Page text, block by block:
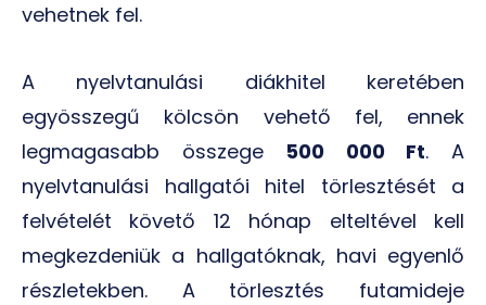
vehetnek fel.
A nyelvtanulási diákhitel keretében
egyösszegű kölcsön vehető fel, ennek
legmagasabb összege 500 000 Ft. A
nyelvtanulási hallgatói hitel törlesztését a
felvételét követő 12 hónap elteltével kell
megkezdeniük a hallgatóknak, havi egyenlő
részletekben. A törlesztés futamideje